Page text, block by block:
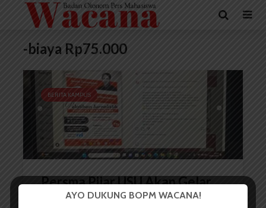
-biaya Rp75.000
BERITA KAMPUS
Persma Pijar USU Akan Gelar
PJTD 2025
AYO DUKUNG BOPM WACANA!